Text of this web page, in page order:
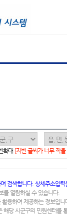
확대 [지번 글씨가 너무 작
검색합니다. 상세주소입
를 열람하실 수 있습니다.
용하여 제공하는 정보입니
해당 시군구의 민원센터를